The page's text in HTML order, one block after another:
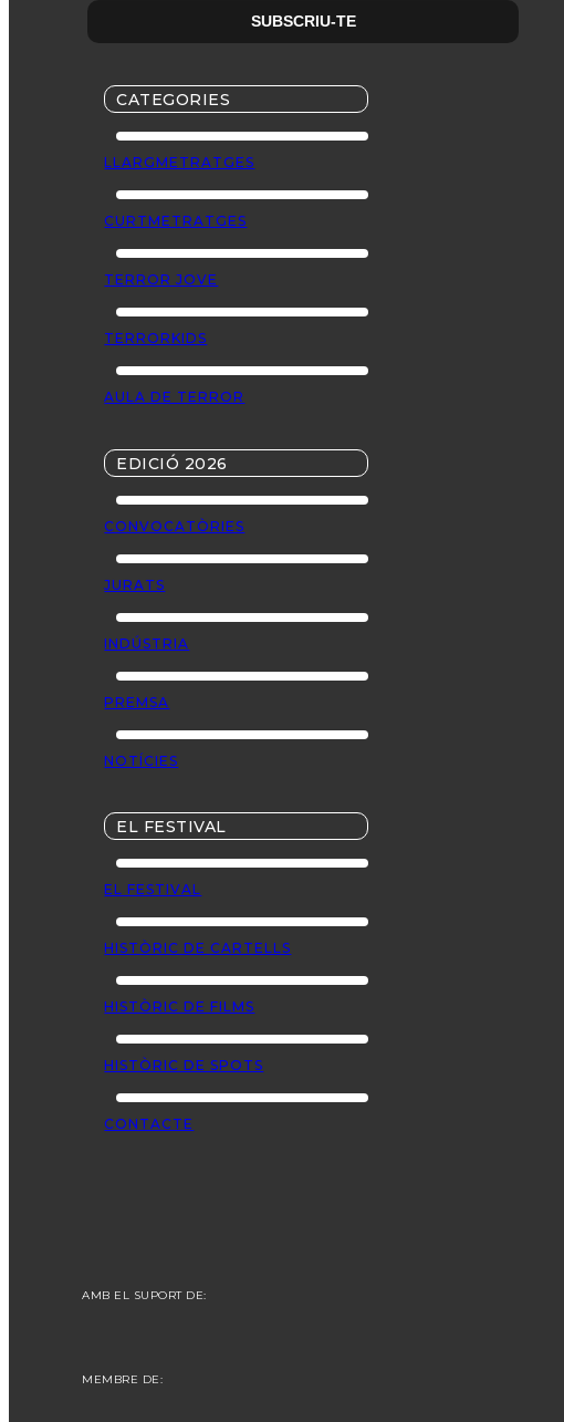
CATEGORIES
LLARGMETRATGES
CURTMETRATGES
TERROR JOVE
TERRORKIDS
AULA DE TERROR
EDICIÓ 2026
CONVOCATÒRIES
JURATS
INDÚSTRIA
PREMSA
NOTÍCIES
EL FESTIVAL
EL FESTIVAL
HISTÒRIC DE CARTELLS
HISTÒRIC DE FILMS
HISTÒRIC DE SPOTS
CONTACTE
AMB EL SUPORT DE:
MEMBRE DE: